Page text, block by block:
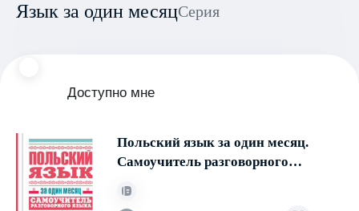
Язык за один месяц Серия
Доступно мне
Польский язык за один месяц.
Самоучитель разговорного